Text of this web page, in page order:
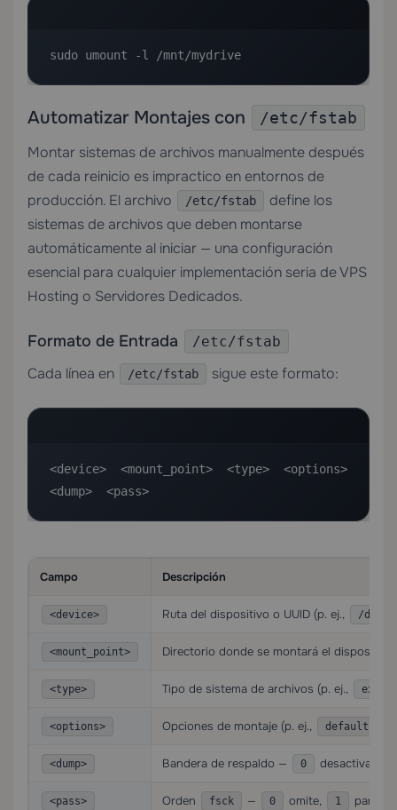
sudo umount -l /mnt/mydrive
Automatizar Montajes con
/etc/fstab
Montar sistemas de archivos manualmente después
de cada reinicio es impractico en entornos de
producción. El archivo
/etc/fstab
define los
sistemas de archivos que deben montarse
automáticamente al iniciar — una configuración
esencial para cualquier implementación seria deVPS
Hosting o Servidores Dedicados.
Formato de Entrada /etc/fstab
Cada línea en /etc/fstab sigue este formato:
<device>  <mount_point>  <type>  <options>
<dump>  <pass>
Campo Descripción
<device> Ruta del dispositivo o UUID (p. ej., /dev/
<mount_point> Directorio donde se montará el dispositivo
<type> Tipo de sistema de archivos (p. ej., ext4
<options> Opciones de montaje (p. ej., defaults
<dump> Bandera de respaldo — 0 desactiva,
<pass> Orden fsck — 0 omite, 1 para